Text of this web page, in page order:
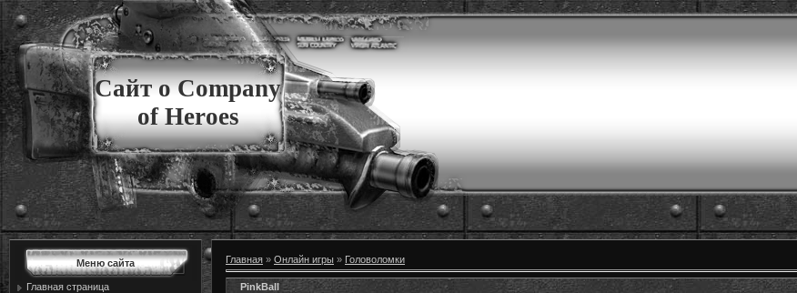
Сайт о Company
of Heroes
Меню сайта
Главная страница
Главная » Онлайн игры » Головоломки
PinkBall